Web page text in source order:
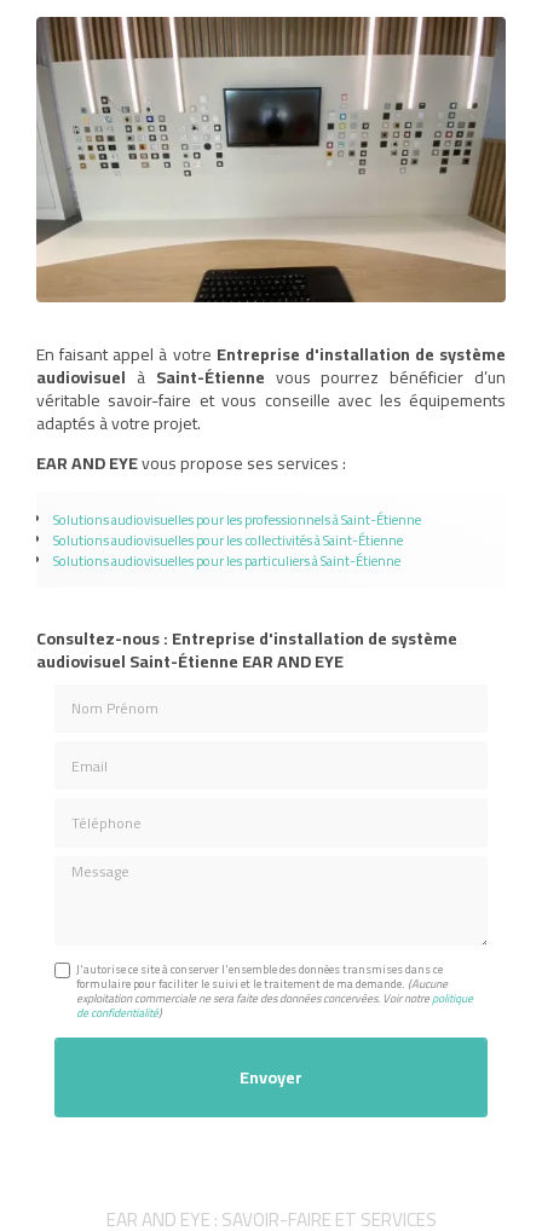
En faisant appel à votre Entreprise d'installation de système
audiovisuel à Saint-Étienne vous pourrez bénéficier d’un
véritable savoir-faire et vous conseille avec les équipements
adaptés à votre projet.
EAR AND EYEvous propose ses services :
Solutions audiovisuelles pour les professionnels à Saint-Étienne
Solutions audiovisuelles pour les collectivités à Saint-Étienne
Solutions audiovisuelles pour les particuliers à Saint-Étienne
Consultez-nous : Entreprise d'installation de système
audiovisuel Saint-Étienne EAR AND EYE
Message
J'autorise ce site à conserver l'ensemble des données transmises dans ce
formulaire pour faciliter le suivi et le traitement de ma demande. (Aucune
exploitation commerciale ne sera faite des données concervées. Voir notrepolitique
de confidentialité)
EAR AND EYE : SAVOIR-FAIRE ET SERVICES